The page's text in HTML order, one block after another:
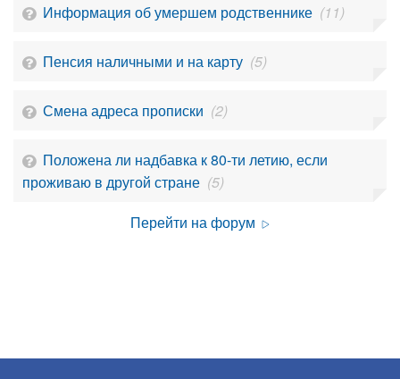
Информация об умершем родственнике (11)
Пенсия наличными и на карту (5)
Смена адреса прописки (2)
Положена ли надбавка к 80-ти летию, если
проживаю в другой стране (5)
Перейти на форум